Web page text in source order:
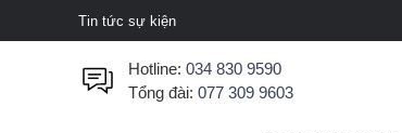
Tin tức sự kiện
Hotline: 034 830 9590
Tổng đài: 077 309 9603